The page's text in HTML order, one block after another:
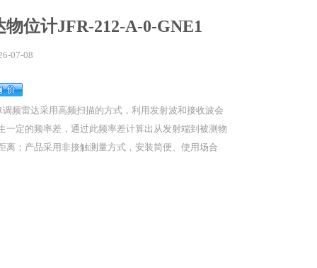
物位计JFR-212-A-0-GNE1
07-08
调频雷达采用高频扫描的方式，利用发射波和接收波会
一定的频率差，通过此频率差计算出从发射端到被测物
离；产品采用非接触测量方式，安装简便、使用场合